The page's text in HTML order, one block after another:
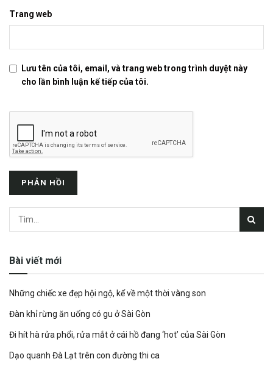
Trang web
Lưu tên của tôi, email, và trang web trong trình duyệt này
cho lần bình luận kế tiếp của tôi.
Bài viết mới
Những chiếc xe đẹp hội ngộ, kể về một thời vàng son
Đàn khỉ rừng ăn uống có gu ở Sài Gòn
Đi hít hà rửa phổi, rửa mắt ở cái hồ đang ‘hot’ của Sài Gòn
Dạo quanh Đà Lạt trên con đường thi ca